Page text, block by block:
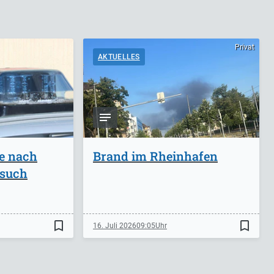
nach
bookmark_border
Privat
AKTUELLES
Brand im Rheinhafen
16. Juli 202609:05 bookmark_border